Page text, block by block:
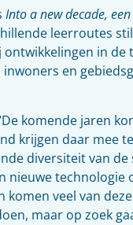
Into a new decade,
leerroutes
in de
en
komende jaren
krijgen daar mee
diversiteit van de
nieuwe technologie
veel van
maar op zoek